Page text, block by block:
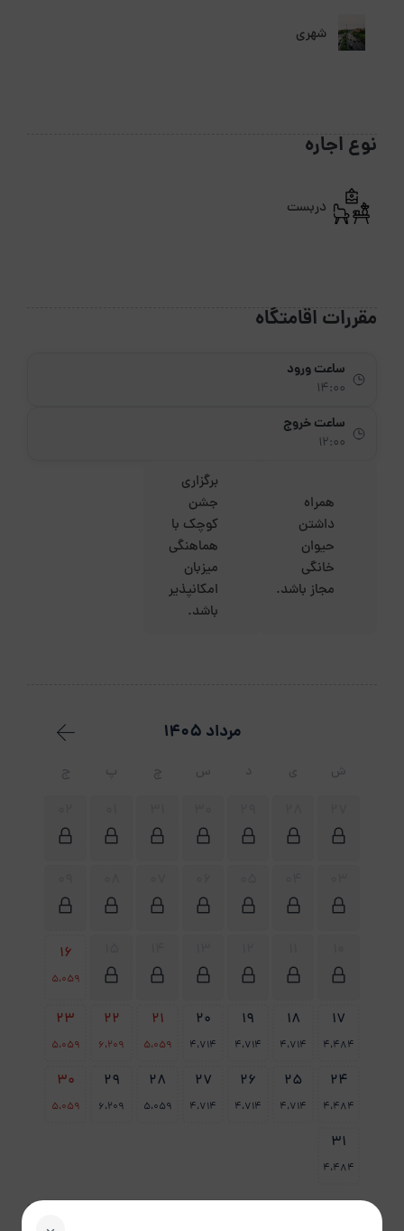
شهری
نوع اجاره
دربست
مقررات اقامتگاه
ساعت ورود
14:00
ساعت خروج
12:00
همراه
داشتن
حیوان
خانگی
مجاز باشد.
برگزاری
جشن
کوچک با
هماهنگی
میزبان
امکانپذیر
باشد.
مرداد 1405
ش ی د س چ پ ج
16
5،059
17
4،484
18
4،714
19
4،714
20
4،714
21
5،059
22
6،209
23
5،059
24
4،484
25
4،714
26
4،714
27
4،714
28
5،059
29
6،209
30
5،059
31
4،484